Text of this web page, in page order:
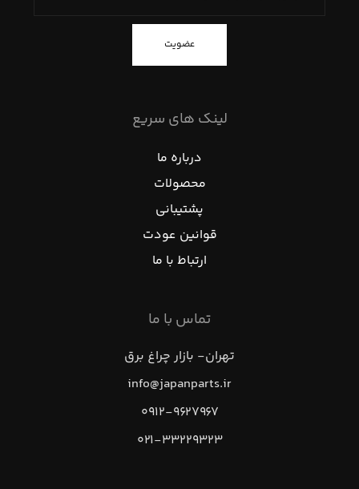
عضویت
لینک های سریع
درباره ما
محصولات
پشتیبانی
قوانین عودت
ارتباط با ما
تماس با ما
تهران- بازار چراغ برق
info@japanparts.ir
۰۹۱۲-۹۶۲۷۹۶۷
۰۲۱-۳۳۲۲۹۳۲۳